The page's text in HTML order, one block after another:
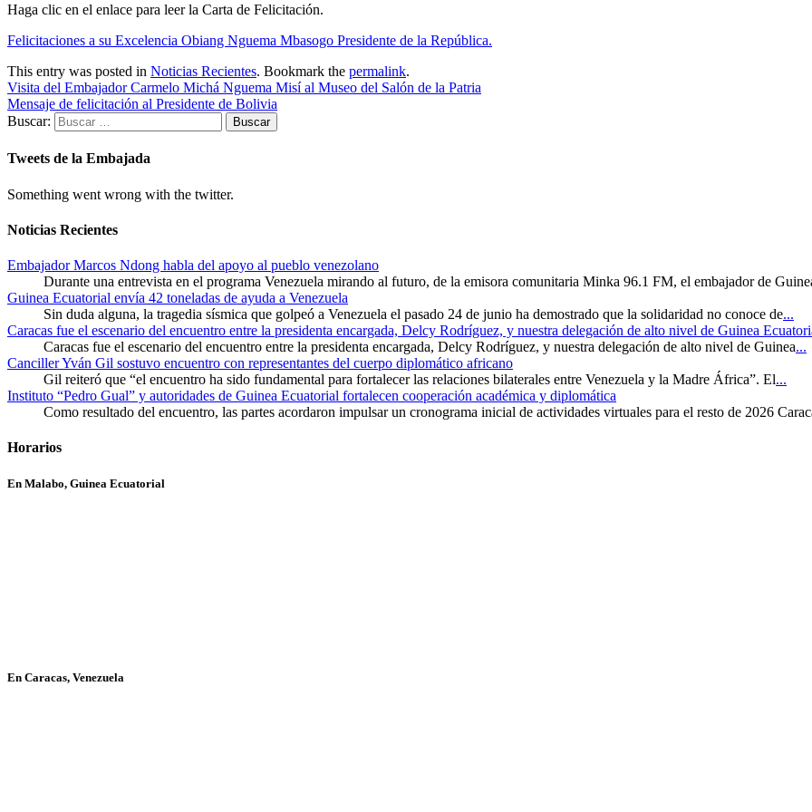
Haga clic en el enlace para leer la Carta de Felicitación.
Felicitaciones a su Excelencia Obiang Nguema Mbasogo Presidente de la República.
This entry was posted in Noticias Recientes. Bookmark the permalink.
Visita del Embajador Carmelo Michá Nguema Misí al Museo del Salón de la Patria
Mensaje de felicitación al Presidente de Bolivia
Buscar:
Tweets de la Embajada
Something went wrong with the twitter.
Noticias Recientes
Embajador Marcos Ndong habla del apoyo al pueblo venezolano
Durante una entrevista en el programa Venezuela mirando al futuro, de la emisora comunitaria Minka 96.1 FM, el embajador de
Guinea Ecuatorial envía 42 toneladas de ayuda a Venezuela
Sin duda alguna, la tragedia sísmica que golpeó a Venezuela el pasado 24 de junio ha demostrado que la solidaridad no conoce de...
Caracas fue el escenario del encuentro entre la presidenta encargada, Delcy Rodríguez, y nuestra delegación de alto nivel de Guinea
Caracas fue el escenario del encuentro entre la presidenta encargada, Delcy Rodríguez, y nuestra delegación de alto nivel de Guinea...
Canciller Yván Gil sostuvo encuentro con representantes del cuerpo diplomático africano
Gil reiteró que “el encuentro ha sido fundamental para fortalecer las relaciones bilaterales entre Venezuela y la Madre África”. El...
Instituto “Pedro Gual” y autoridades de Guinea Ecuatorial fortalecen cooperación académica y diplomática
Como resultado del encuentro, las partes acordaron impulsar un cronograma inicial de actividades virtuales para el resto de 2026
Horarios
En Malabo, Guinea Ecuatorial
En Caracas, Venezuela